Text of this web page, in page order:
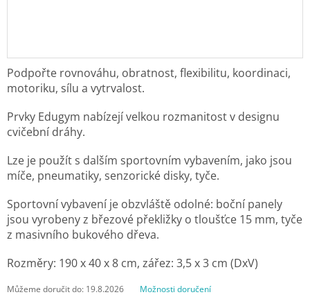
Můžeme doručit do: 19.8.2026 Možnosti doručení
Podpořte rovnováhu, obratnost, flexibilitu, koordinaci,
motoriku, sílu a vytrvalost.
Prvky Edugym nabízejí velkou rozmanitost v designu
cvičební dráhy.
Lze je použít s dalším sportovním vybavením, jako jsou
míče, pneumatiky, senzorické disky, tyče.
Sportovní vybavení je obzvláště odolné: boční panely
jsou vyrobeny z březové překližky o tloušťce 15 mm, tyče
z masivního bukového dřeva.
Rozměry: 190 x 40 x 8 cm, zářez: 3,5 x 3 cm (DxV)